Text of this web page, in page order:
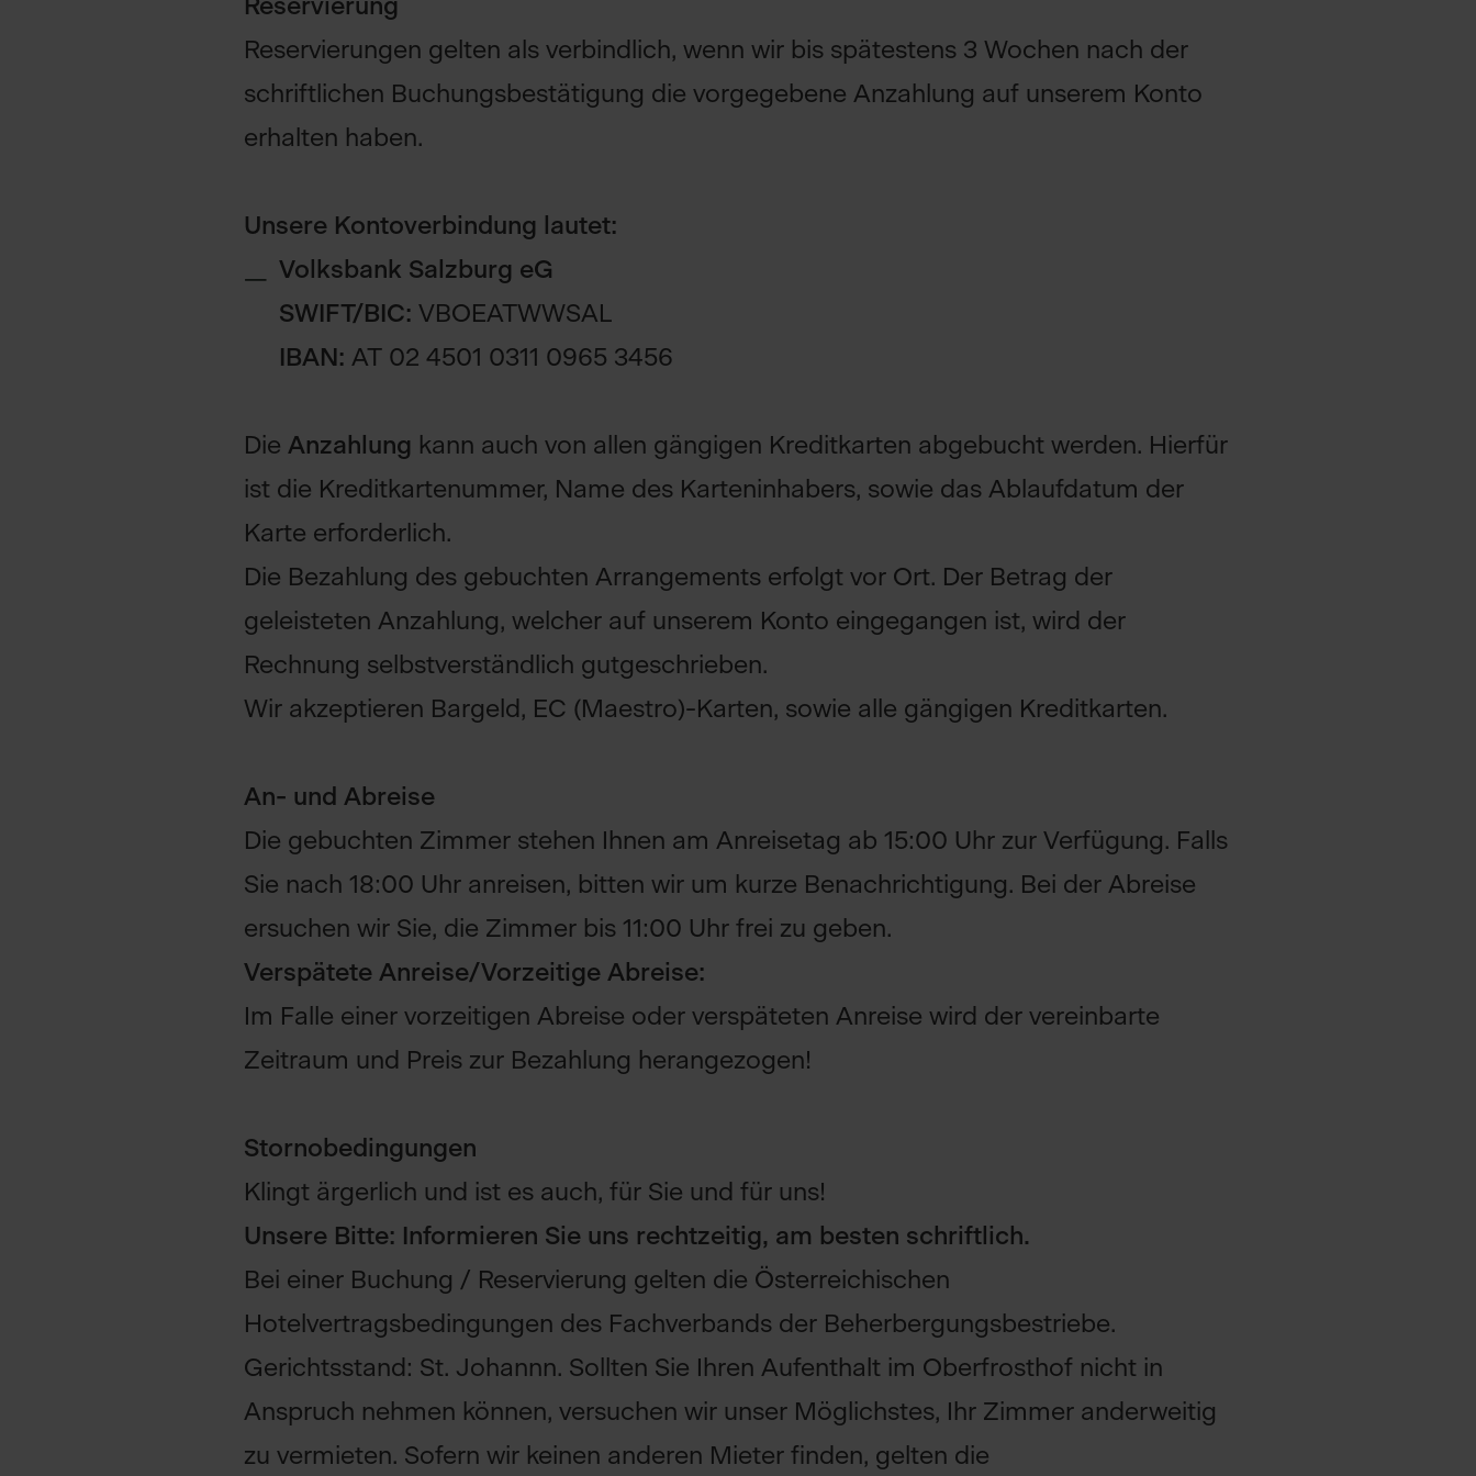
Reservierung
Reservierungen gelten als verbindlich, wenn wir bis spätestens 3 Wochen nach der
schriftlichen Buchungsbestätigung die vorgegebene Anzahlung auf unserem Konto
erhalten haben.
Unsere Kontoverbindung lautet:
Volksbank Salzburg eG
SWIFT/BIC: VBOEATWWSAL
IBAN: AT 02 4501 0311 0965 3456
Die Anzahlung kann auch von allen gängigen Kreditkarten abgebucht werden. Hierfür
ist die Kreditkartenummer, Name des Karteninhabers, sowie das Ablaufdatum der
Karte erforderlich.
Die Bezahlung des gebuchten Arrangements erfolgt vor Ort. Der Betrag der
geleisteten Anzahlung, welcher auf unserem Konto eingegangen ist, wird der
Rechnung selbstverständlich gutgeschrieben.
Wir akzeptieren Bargeld, EC (Maestro)-Karten, sowie alle gängigen Kreditkarten.
An- und Abreise
Die gebuchten Zimmer stehen Ihnen am Anreisetag ab 15:00 Uhr zur Verfügung. Falls
Sie nach 18:00 Uhr anreisen, bitten wir um kurze Benachrichtigung. Bei der Abreise
ersuchen wir Sie, die Zimmer bis 11:00 Uhr frei zu geben.
Verspätete Anreise/Vorzeitige Abreise:
Im Falle einer vorzeitigen Abreise oder verspäteten Anreise wird der vereinbarte
Zeitraum und Preis zur Bezahlung herangezogen!
Stornobedingungen
Klingt ärgerlich und ist es auch, für Sie und für uns!
Unsere Bitte: Informieren Sie uns rechtzeitig, am besten schriftlich.
Bei einer Buchung / Reservierung gelten die Österreichischen
Hotelvertragsbedingungen des Fachverbands der Beherbergungsbestriebe.
Gerichtsstand: St. Johannn. Sollten Sie Ihren Aufenthalt im Oberfrosthof nicht in
Anspruch nehmen können, versuchen wir unser Möglichstes, Ihr Zimmer anderweitig
zu vermieten. Sofern wir keinen anderen Mieter finden, gelten die